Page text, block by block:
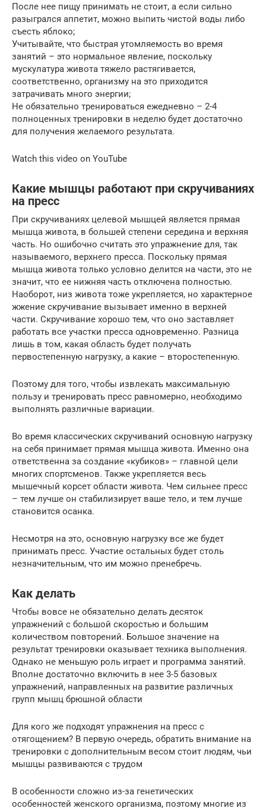
После нее пищу принимать не стоит, а если сильно
разыгрался аппетит, можно выпить чистой воды либо
съесть яблоко;
Учитывайте, что быстрая утомляемость во время
занятий – это нормальное явление, поскольку
мускулатура живота тяжело растягивается,
соответственно, организму на это приходится
затрачивать много энергии;
Не обязательно тренироваться ежедневно – 2-4
полноценных тренировки в неделю будет достаточно
для получения желаемого результата.
Watch this video on YouTube
Какие мышцы работают при скручиваниях
на пресс
При скручиваниях целевой мышцей является прямая
мышца живота, в большей степени середина и верхняя
часть. Но ошибочно считать это упражнение для, так
называемого, верхнего пресса. Поскольку прямая
мышца живота только условно делится на части, это не
значит, что ее нижняя часть отключена полностью.
Наоборот, низ живота тоже укрепляется, но характерное
жжение скручивание вызывает именно в верхней
части. Скручивание хорошо тем, что оно заставляет
работать все участки пресса одновременно. Разница
лишь в том, какая область будет получать
первостепенную нагрузку, а какие – второстепенную.
Поэтому для того, чтобы извлекать максимальную
пользу и тренировать пресс равномерно, необходимо
выполнять различные вариации.
Во время классических скручиваний основную нагрузку
на себя принимает прямая мышца живота. Именно она
ответственна за создание «кубиков» – главной цели
многих спортсменов. Также укрепляется весь
мышечный корсет области живота. Чем сильнее пресс
– тем лучше он стабилизирует ваше тело, и тем лучше
становится осанка.
Несмотря на это, основную нагрузку все же будет
принимать пресс. Участие остальных будет столь
незначительным, что им можно пренебречь.
Как делать
Чтобы вовсе не обязательно делать десяток
упражнений с большой скоростью и большим
количеством повторений. Большое значение на
результат тренировки оказывает техника выполнения.
Однако не меньшую роль играет и программа занятий.
Вполне достаточно включить в нее 3-5 базовых
упражнений, направленных на развитие различных
групп мышц брюшной области
Для кого же подходят упражнения на пресс с
отягощением? В первую очередь, обратить внимание на
тренировки с дополнительным весом стоит людям, чьи
мышцы развиваются с трудом
В особенности сложно из-за генетических
особенностей женского организма, поэтому многие из